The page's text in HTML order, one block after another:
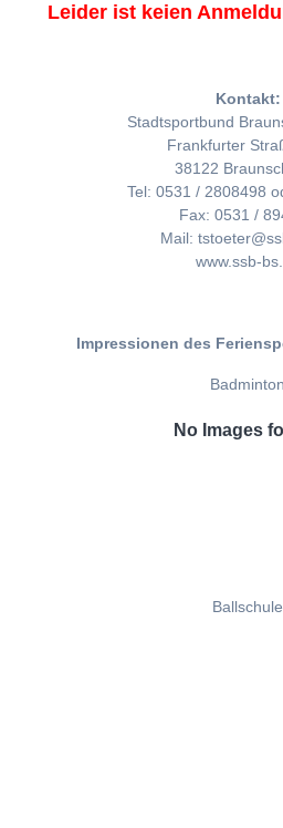
Leider ist keien
Kontakt:
Stadtsportbund
Frankfurter
38122
Tel: 0531 / 2808498
Fax: 0531 /
Mail:
www.ssb-
Impressionen des
Badminton
No Images
Ballschule